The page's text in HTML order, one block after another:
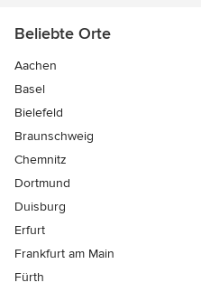
Beliebte Orte
Aachen
Basel
Bielefeld
Braunschweig
Chemnitz
Dortmund
Duisburg
Erfurt
Frankfurt am Main
Fürth